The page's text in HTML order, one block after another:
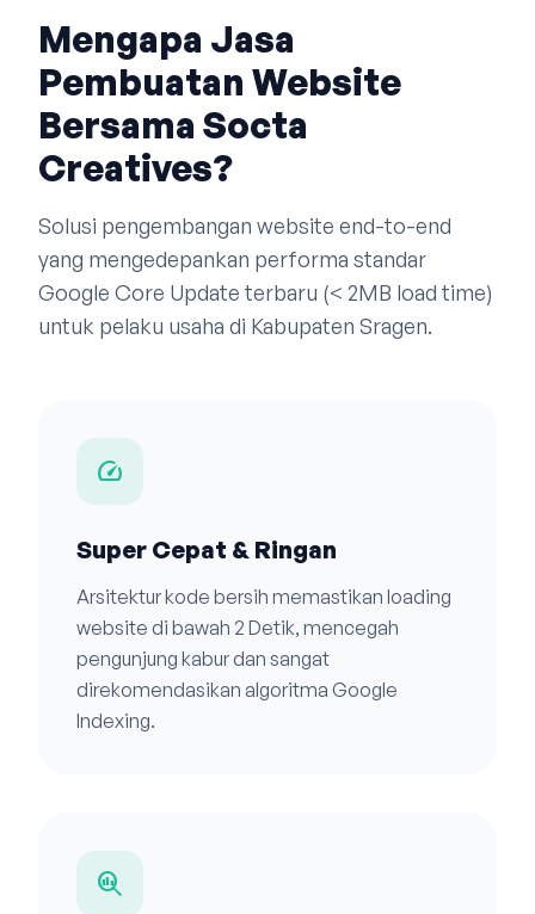
Mengapa Jasa
Pembuatan Website
Bersama Socta
Creatives?
Solusi pengembangan website end-to-end
yang mengedepankan performa standar
Google Core Update terbaru (< 2MB load time)
untuk pelaku usaha di Kabupaten Sragen.
speed
Super Cepat & Ringan
Arsitektur kode bersih memastikan loading
website di bawah 2 Detik, mencegah
pengunjung kabur dan sangat
direkomendasikan algoritma Google
Indexing.
search_insights